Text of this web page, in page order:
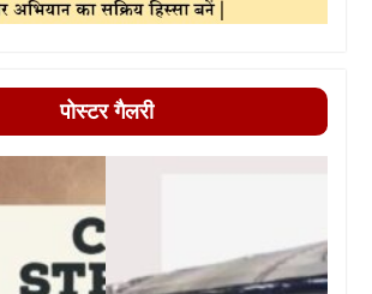
पोस्टर गैलरी